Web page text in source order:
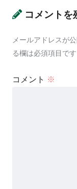
コメントを
メールアドレスが
る欄は必須項目です
コメント ※